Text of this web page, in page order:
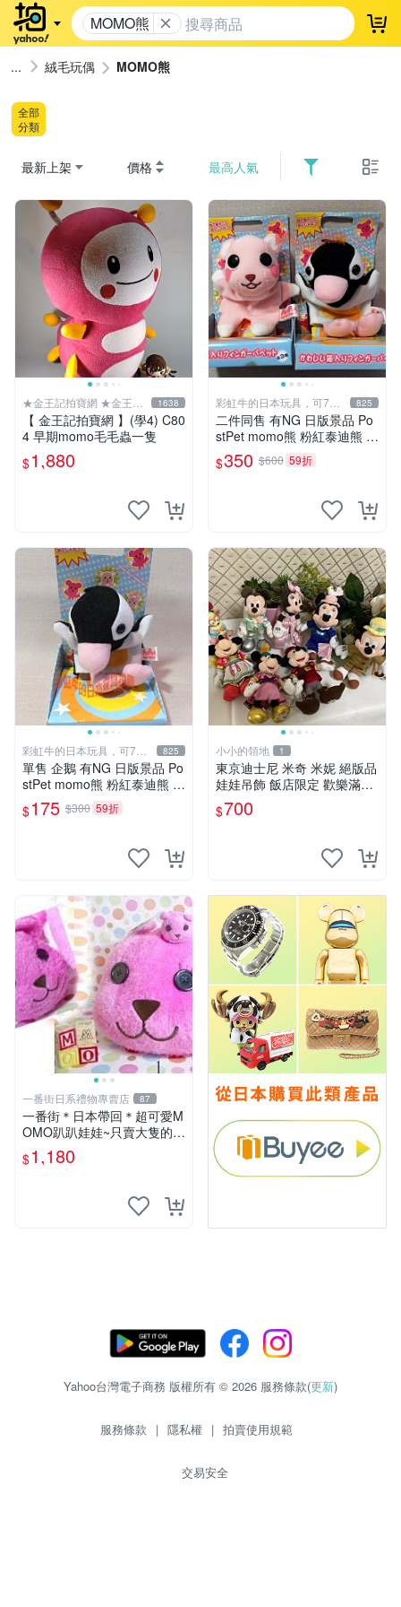
MOMO熊 登
絨毛玩偶 MOMO熊
全部
分類
最新上架 價格 最高人氣
★金王記拍寶網 ★金王記
拍寶趣
1638
【 金王記拍寶網 】(學4) C80
4 早期momo毛毛蟲一隻
$1,880
彩虹牛的日本玩具，可7取
付
825
二件同售 有NG 日版景品 Po
stPet momo熊 粉紅泰迪熊 妹
妹 comomo 企鵝 娃娃 布偶
手指頭 娃娃
$350 $600 59折
彩虹牛的日本玩具，可7取
付
825
單售 企鵝 有NG 日版景品 Po
stPet momo熊 粉紅泰迪熊 娃
娃 布偶 手指頭 娃娃
$175 $300 59折
小小的領地 1
東京迪士尼 米奇 米妮 絕版品
娃娃吊飾 飯店限定 歡樂滿人
間 復活節
$700
一番街日系禮物專賣店 87
一番街＊日本帶回＊超可愛M
OMO趴趴娃娃~只賣大隻的1
號~單隻價～生日禮物
$1,180
Yahoo台灣電子商務 版權所有 © 2026 服務條款(更新)
服務條款 | 隱私權 | 拍賣使用規範
交易安全